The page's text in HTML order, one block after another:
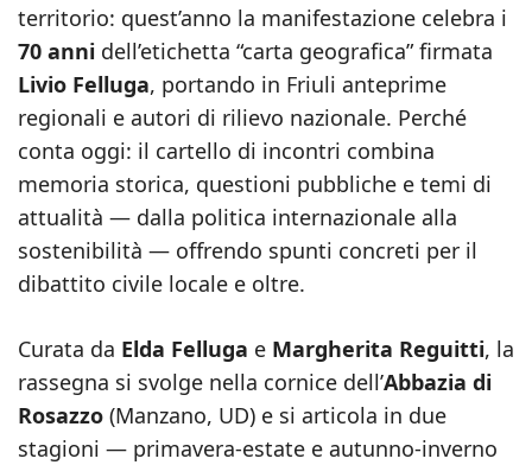
territorio: quest’anno la manifestazione celebra i
70 anni dell’etichetta “carta geografica” firmata
Livio Felluga, portando in Friuli anteprime
regionali e autori di rilievo nazionale. Perché
conta oggi: il cartello di incontri combina
memoria storica, questioni pubbliche e temi di
attualità — dalla politica internazionale alla
sostenibilità — offrendo spunti concreti per il
dibattito civile locale e oltre.
Curata da Elda Felluga e Margherita Reguitti, la
rassegna si svolge nella cornice dell’Abbazia di
Rosazzo (Manzano, UD) e si articola in due
stagioni — primavera-estate e autunno-inverno